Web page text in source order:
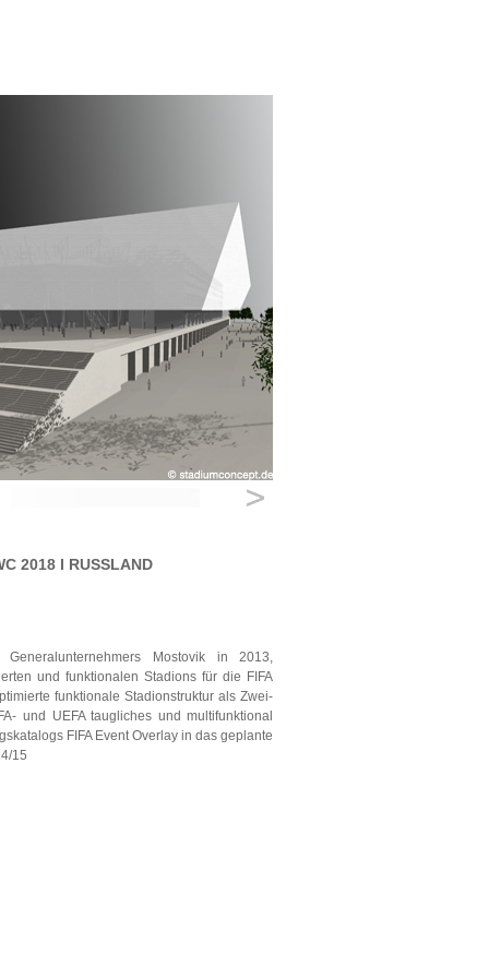
2018 I RUSSLAND
Mostovik in 2013,
und funktionalen Stadions für die FIFA
funktionale Stadionstruktur als Zwei-
und UEFA taugliches und multifunktional
FIFA Event Overlay in das geplante
15